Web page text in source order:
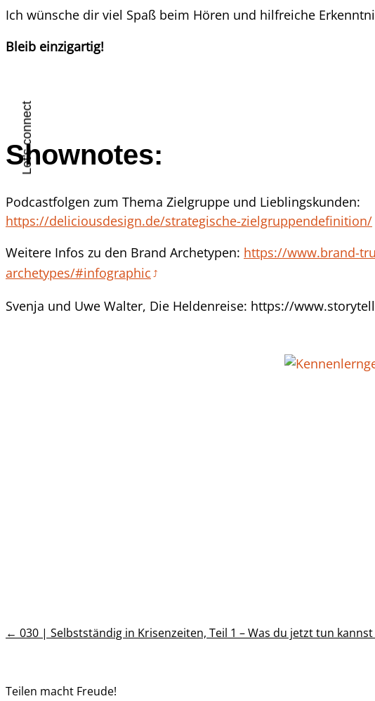
Let's connect
Ich wünsche dir viel Spaß beim Hören und hilfreiche
Bleib einzigartig!
Shownotes:
Podcastfolgen zum Thema Zielgruppe und Lieblingskunden:
https://deliciousdesign.de/strategische-zielgruppendefinition/
Weitere Infos zu den Brand Archetypen: https://www.brand-
archetypes/#infographic
Svenja und Uwe Walter, Die Heldenreise: https://
← 030 | Selbstständig in Krisenzeiten, Teil 1 – Was du jetzt tun kannst
Teilen macht Freude!